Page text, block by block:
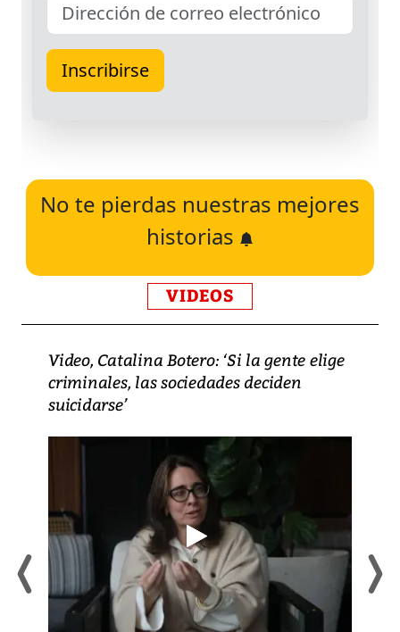
No te pierdas nuestras mejores
historias
VIDEOS
Video, Catalina Botero: ‘Si la gente elige
criminales, las sociedades deciden
suicidarse’